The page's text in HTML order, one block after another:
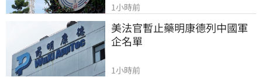
1小時前
美法官暫止藥明康德列中國軍
企名單
1小時前